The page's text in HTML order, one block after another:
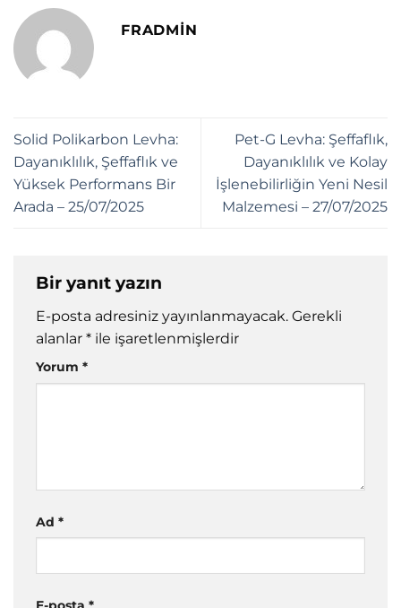
FRADMIN
Solid Polikarbon Levha:
Dayanıklılık, Şeffaflık ve
Yüksek Performans Bir
Arada – 25/07/2025
Pet-G Levha: Şeffaflık,
Dayanıklılık ve Kolay
İşlenebilirliğin Yeni Nesil
Malzemesi – 27/07/2025
Bir yanıt yazın
E-posta adresiniz yayınlanmayacak. Gerekli
alanlar * ile işaretlenmişlerdir
Yorum *
Ad *